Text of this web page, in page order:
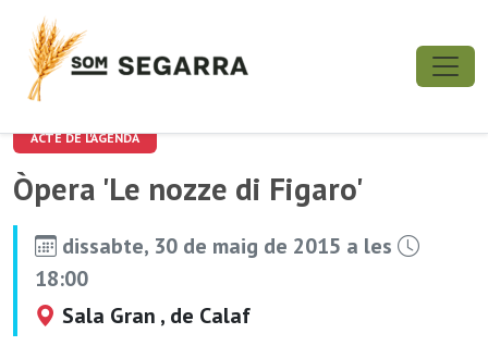
ACTE DE L'AGENDA
Òpera 'Le nozze di Figaro'
dissabte, 30 de maig de 2015 a les
18:00
Sala Gran , de Calaf